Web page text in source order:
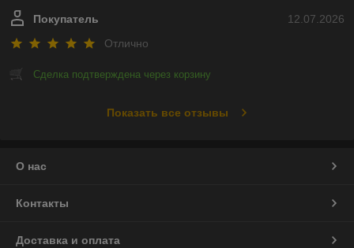
12.07.2026
Покупатель
Отлично
Сделка подтверждена через корзину
Показать все отзывы
О нас
Контакты
Доставка и оплата